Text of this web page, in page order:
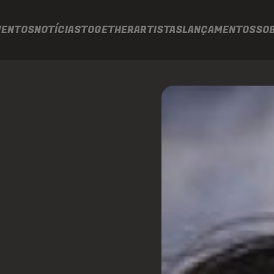
NOTÍCIASTOGETHERARTISTASLANÇAMENTOS